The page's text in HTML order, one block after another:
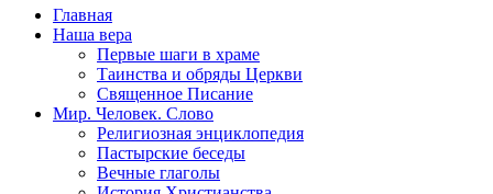
Главная
Наша вера
Первые шаги в храме
Таинства и обряды Церкви
Священное Писание
Мир. Человек. Слово
Религиозная энциклопедия
Пастырские беседы
Вечные глаголы